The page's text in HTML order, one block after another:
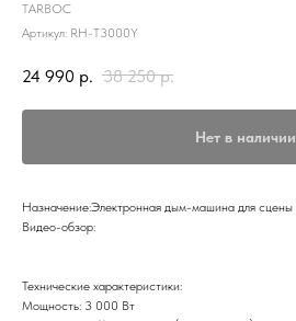
TARBOC
Артикул: RH-T3000Y
24 990 р. 38 250 р.
Нет в наличии
Назначение:Электронная дым-машина для сцены
Видео-обзор:
Технические характеристики:
Мощность: 3 000 Вт